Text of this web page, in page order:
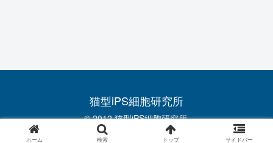
猫型iPS細胞研究所
© 2012 猫型iPS細胞研究所.
ホーム 検索 トップ サイドバー